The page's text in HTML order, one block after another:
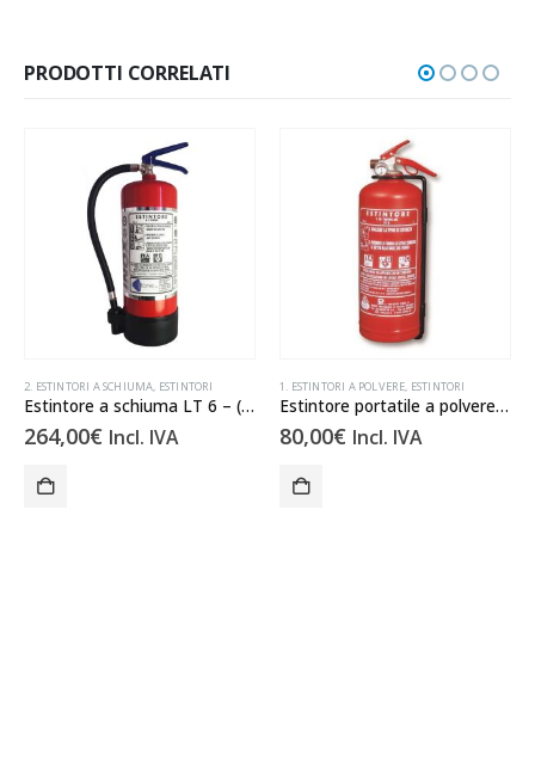
PRODOTTI CORRELATI
2. ESTINTORI A SCHIUMA, ESTINTORI
Estintore a schiuma LT 6 – (43A 233B 75F)
264,00€ Incl. IVA
1. ESTINTORI A POLVERE, ESTINTORI
Estintore portatile a polvere KG 2 – (13A 70B C)
80,00€ Incl. IVA